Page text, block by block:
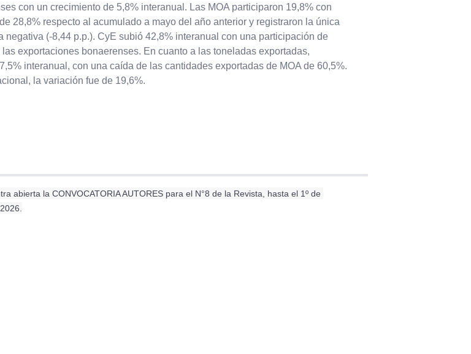
con un crecimiento de 5,8% interanual. Las MOA participaron 19,8% con
28,8% respecto al acumulado a mayo del año anterior y registraron la única
negativa (-8,44 p.p.). CyE subió 42,8% interanual con una participación de
las exportaciones bonaerenses. En cuanto a las toneladas exportadas,
interanual, con una caída de las cantidades exportadas de MOA de 60,5%.
la variación fue de 19,6%.
abierta la CONVOCATORIA AUTORES para el N°8 de la Revista, hasta el 1º de